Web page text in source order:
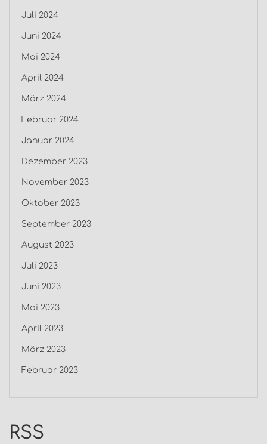
Juli 2024
Juni 2024
Mai 2024
April 2024
März 2024
Februar 2024
Januar 2024
Dezember 2023
November 2023
Oktober 2023
September 2023
August 2023
Juli 2023
Juni 2023
Mai 2023
April 2023
März 2023
Februar 2023
RSS